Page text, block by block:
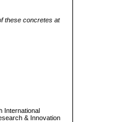
these concretes at
International
& Innovation